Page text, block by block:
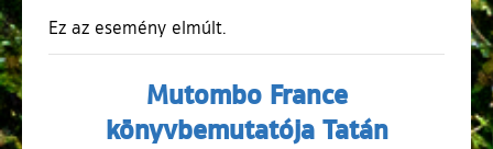
Ez az esemény elmúlt.
Mutombo France
könyvbemutatója Tatán